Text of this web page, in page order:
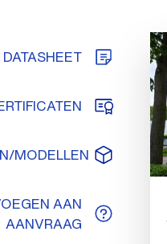
DATASHEET
MODELLEN
AAN
AANVRAAG